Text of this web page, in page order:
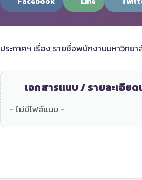
ประกาศฯ เรื่อง รายชื่อพนักงานมหาวิท
เอกสารแนบ / รายละเอีย
- ไม่มีไฟล์แนบ -